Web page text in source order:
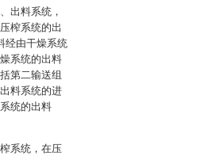
出料系统，
榨系统的出
经由干燥系统
系统的出料
第二输送组
料系统的进
统的出料
系统，在压